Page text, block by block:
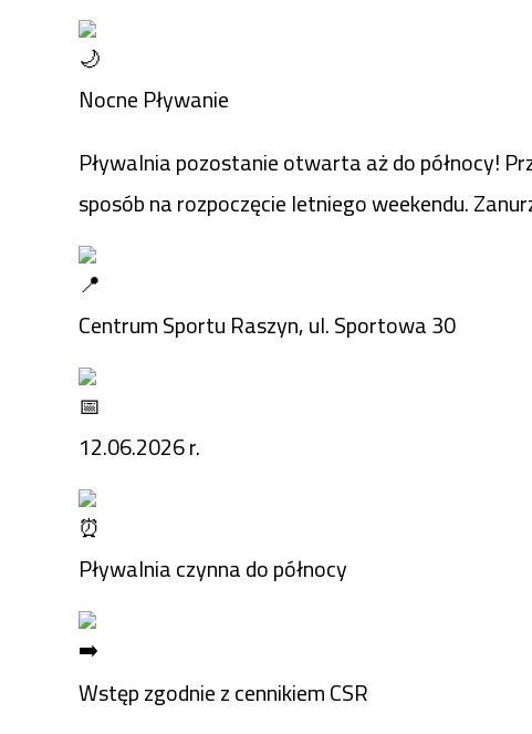
Nocne Pływanie
Pływalnia pozostanie otwarta aż do północy!
sposób na rozpoczęcie letniego weekendu.
Centrum Sportu Raszyn, ul. Sportowa 30
12.06.2026 r.
Pływalnia czynna do północy
Wstęp zgodnie z cennikiem CSR